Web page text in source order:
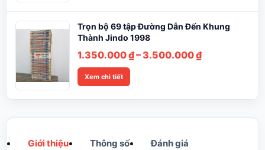
đến
Trọn bộ 69 tập Đường Dẫn Đến Khung
Thành Jindo 1998
1.350.000₫– 3.500.000₫Khoảng
1.350.000 ₫
Xem chi tiết
Giới thiệu Thông số Đánh giá